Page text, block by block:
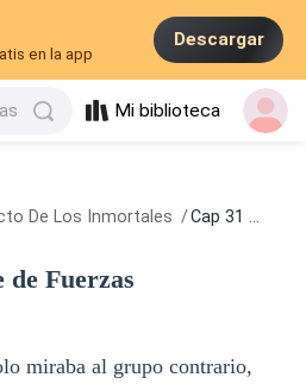
en la app
Descargar
Mi biblioteca
De Los Inmortales /Cap 31 - Choque de Fuerzas
de Fuerzas
miraba al grupo contrario,